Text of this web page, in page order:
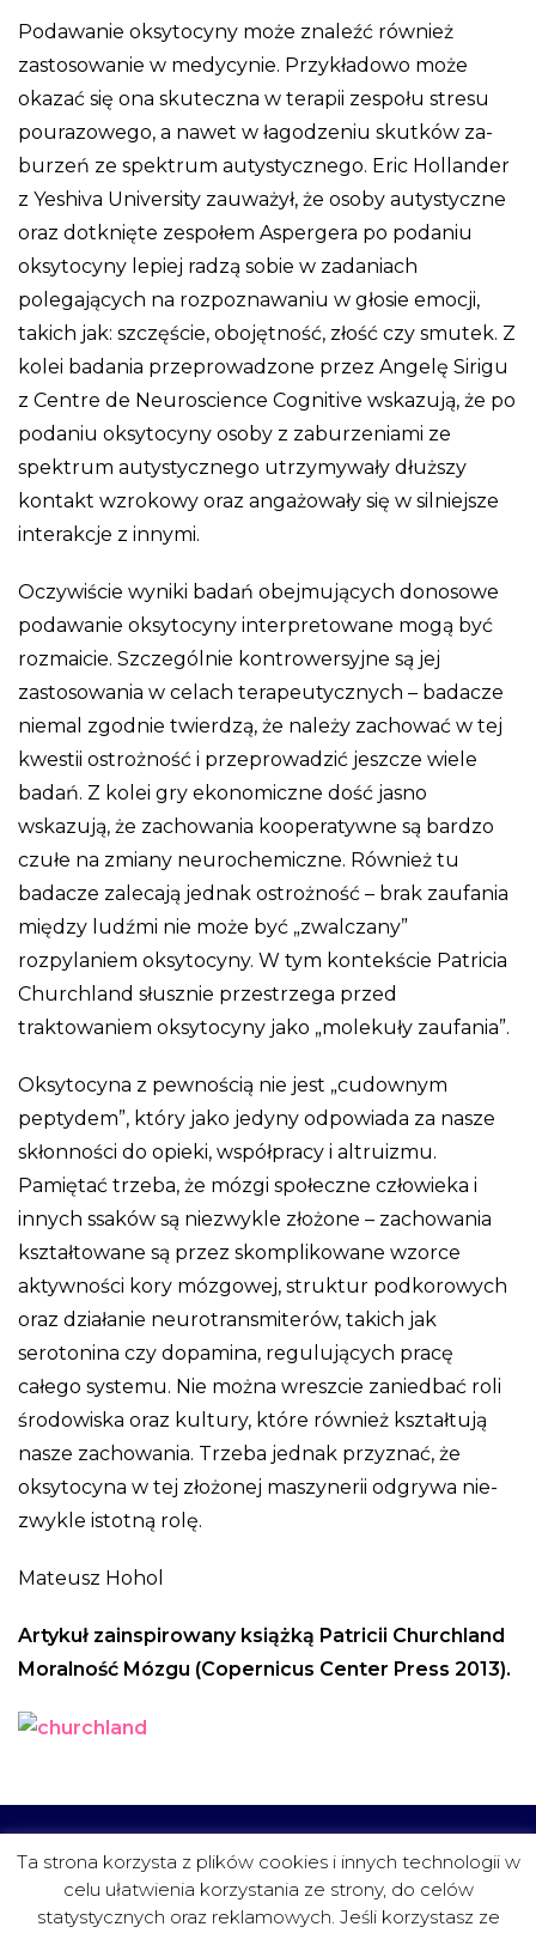
Podawanie oksytocyny może znaleźć również
zastosowanie w medycynie. Przykładowo może
okazać się ona skuteczna w terapii zespołu stresu
pourazowego, a nawet w łagodzeniu skutków za-
burzeń ze spektrum autystycznego. Eric Hollander
z Yeshiva University zauważył, że osoby autystyczne
oraz dotknięte zespołem Aspergera po podaniu
oksytocyny lepiej radzą sobie w zadaniach
polegających na rozpoznawaniu w głosie emocji,
takich jak: szczęście, obojętność, złość czy smutek. Z
kolei badania przeprowadzone przez Angelę Sirigu
z Centre de Neuroscience Cognitive wskazują, że po
podaniu oksytocyny osoby z zaburzeniami ze
spektrum autystycznego utrzymywały dłuższy
kontakt wzrokowy oraz angażowały się w silniejsze
interakcje z innymi.
Oczywiście wyniki badań obejmujących donosowe
podawanie oksytocyny interpretowane mogą być
rozmaicie. Szczególnie kontrowersyjne są jej
zastosowania w celach terapeutycznych – badacze
niemal zgodnie twierdzą, że należy zachować w tej
kwestii ostrożność i przeprowadzić jeszcze wiele
badań. Z kolei gry ekonomiczne dość jasno
wskazują, że zachowania kooperatywne są bardzo
czułe na zmiany neurochemiczne. Również tu
badacze zalecają jednak ostrożność – brak zaufania
między ludźmi nie może być „zwalczany”
rozpylaniem oksytocyny. W tym kontekście Patricia
Churchland słusznie przestrzega przed
traktowaniem oksytocyny jako „molekuły zaufania”.
Oksytocyna z pewnością nie jest „cudownym
peptydem”, który jako jedyny odpowiada za nasze
skłonności do opieki, współpracy i altruizmu.
Pamiętać trzeba, że mózgi społeczne człowieka i
innych ssaków są niezwykle złożone – zachowania
kształtowane są przez skomplikowane wzorce
aktywności kory mózgowej, struktur podkorowych
oraz działanie neurotransmiterów, takich jak
serotonina czy dopamina, regulujących pracę
całego systemu. Nie można wreszcie zaniedbać roli
środowiska oraz kultury, które również kształtują
nasze zachowania. Trzeba jednak przyznać, że
oksytocyna w tej złożonej maszynerii odgrywa nie-
zwykle istotną rolę.
Mateusz Hohol
Artykuł zainspirowany książką Patricii Churchland
Moralność Mózgu (Copernicus Center Press 2013).
CZYTELNIA FUNDACJA PROJEKTY KONTAKT
Ta strona korzysta z plików cookies i innych technologii w
celu ułatwienia korzystania ze strony, do celów
statystycznych oraz reklamowych. Jeśli korzystasz ze